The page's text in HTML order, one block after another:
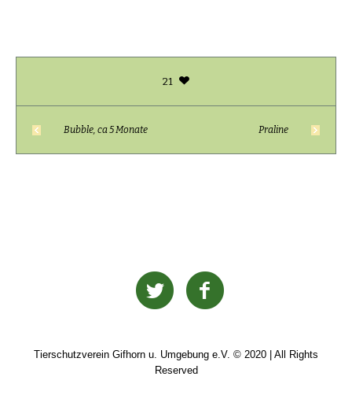
21
Bubble, ca 5 Monate Praline
Tierschutzverein Gifhorn u. Umgebung e.V. © 2020 | All Rights
Reserved